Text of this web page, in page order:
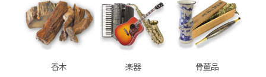
香木 楽器 骨董品